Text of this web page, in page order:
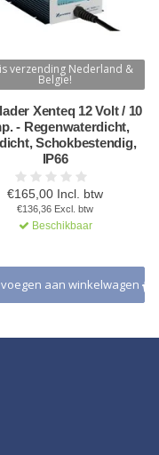
verzending Nederland &
Belgie!
Xenteq 12 Volt / 10
- Regenwaterdicht,
Schokbestendig,
IP66
€165,00 Incl. btw
€136,36 Excl. btw
Beschikbaar
aan winkelwagen